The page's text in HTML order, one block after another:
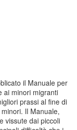
il Manuale per
ai minori migranti
prassi al fine di
Il Manuale,
vissute dai piccoli